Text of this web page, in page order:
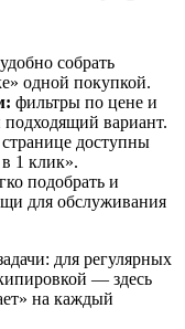
удобно собрать
одной покупкой.
фильтры по цене и
вариант.
доступны
1 клик».
подобрать и
для обслуживания
для регулярных
— здесь
на каждый